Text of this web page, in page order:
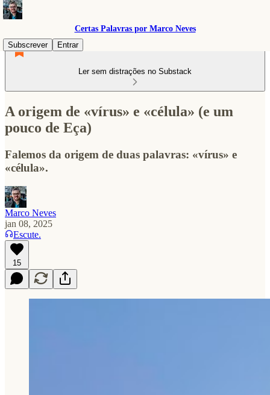
Certas Palavras por Marco Neves
Subscrever
Entrar
Ler sem distrações no Substack
A origem de «vírus» e «célula» (e um
pouco de Eça)
Falemos da origem de duas palavras: «vírus» e
«célula».
Marco Neves
jan 08, 2025
Escute.
15